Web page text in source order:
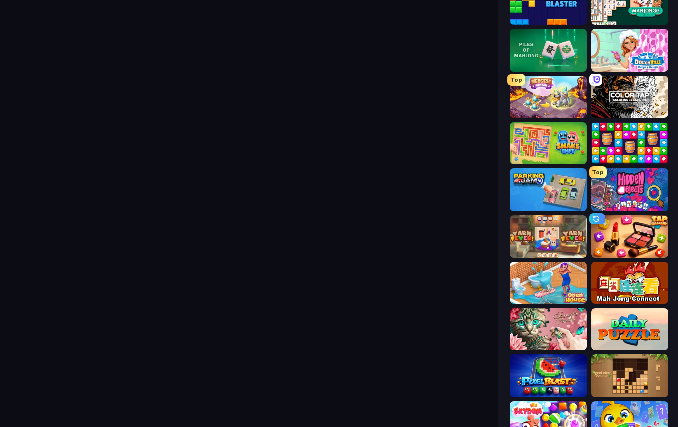
Block Blaster Mahjongg Solitaire
Piles of Mahjong Designville: Merge & Design
Top
Mergest Kingdom Color Tap: Coloring by Numbers
Snake Out: Maze Escape Tap Away Story
Top
Hidden Objects
Yarn Fever! Unravel Puzzle Tap Gallery
Open House Mahjong Connect (Legacy)
Favorite Puzzles
Pixel Blast Wood Block Journey